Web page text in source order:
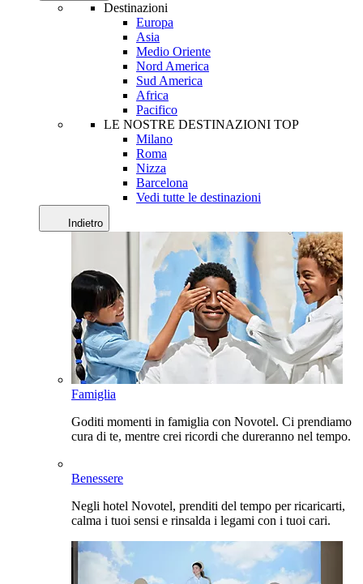
Destinazioni
Europa
Asia
Medio Oriente
Nord America
Sud America
Africa
Pacifico
LE NOSTRE DESTINAZIONI TOP
Milano
Roma
Nizza
Barcelona
Vedi tutte le destinazioni
Indietro
Famiglia
Goditi momenti in famiglia con Novotel. Ci prendiamo
cura di te, mentre crei ricordi che dureranno nel tempo.
Benessere
Negli hotel Novotel, prenditi del tempo per ricaricarti,
calma i tuoi sensi e rinsalda i legami con i tuoi cari.